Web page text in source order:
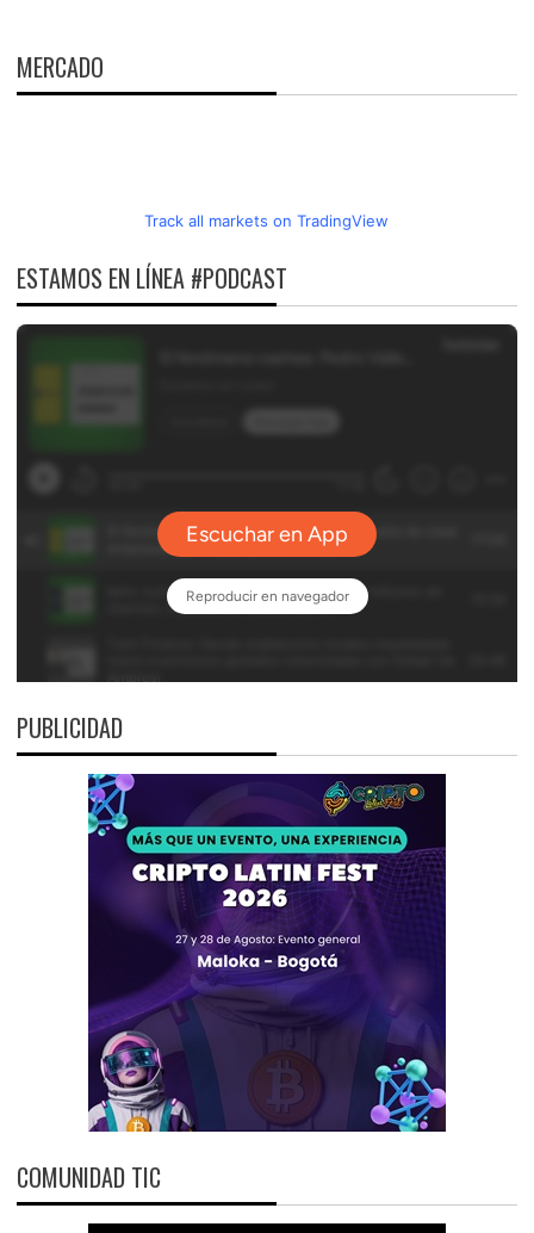
MERCADO
Track all markets on TradingView
ESTAMOS EN LÍNEA #PODCAST
PUBLICIDAD
COMUNIDAD TIC